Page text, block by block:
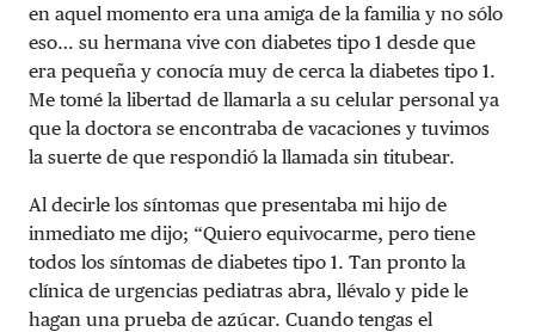
en aquel momento era una amiga de la familia y no sólo
eso… su hermana vive con diabetes tipo 1 desde que
era pequeña y conocía muy de cerca la diabetes tipo 1.
Me tomé la libertad de llamarla a su celular personal ya
que la doctora se encontraba de vacaciones y tuvimos
la suerte de que respondió la llamada sin titubear.
Al decirle los síntomas que presentaba mi hijo de
inmediato me dijo; “Quiero equivocarme, pero tiene
todos los síntomas de diabetes tipo 1. Tan pronto la
clínica de urgencias pediatras abra, llévalo y pide le
hagan una prueba de azúcar. Cuando tengas el